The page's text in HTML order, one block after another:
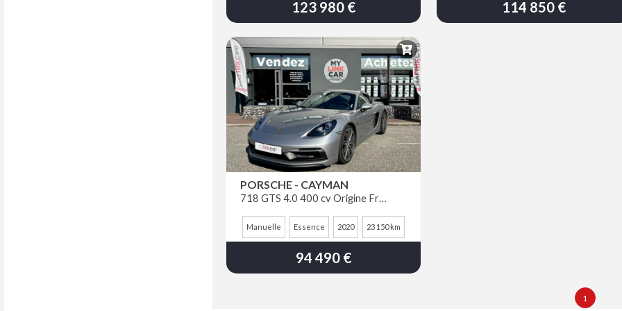
123 980 € 114 850 €
PORSCHE - CAYMAN
718 GTS 4.0 400 cv Origine France Porsche Approved 03/2028
Manuelle Essence 2020 23 150 km
94 490 €
1